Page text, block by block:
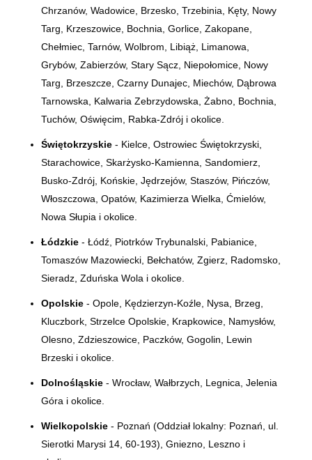
Chrzanów, Wadowice, Brzesko, Trzebinia, Kęty, Nowy
Targ, Krzeszowice, Bochnia, Gorlice, Zakopane,
Chełmiec, Tarnów, Wolbrom, Libiąż, Limanowa,
Grybów, Zabierzów, Stary Sącz, Niepołomice, Nowy
Targ, Brzeszcze, Czarny Dunajec, Miechów, Dąbrowa
Tarnowska, Kalwaria Zebrzydowska, Żabno, Bochnia,
Tuchów, Oświęcim, Rabka-Zdrój i okolice.
Świętokrzyskie- Kielce, Ostrowiec Świętokrzyski,
Starachowice, Skarżysko-Kamienna, Sandomierz,
Busko-Zdrój, Końskie, Jędrzejów, Staszów, Pińczów,
Włoszczowa, Opatów, Kazimierza Wielka, Ćmielów,
Nowa Słupia i okolice.
Łódzkie- Łódź, Piotrków Trybunalski, Pabianice,
Tomaszów Mazowiecki, Bełchatów, Zgierz, Radomsko,
Sieradz, Zduńska Wola i okolice.
Opolskie- Opole, Kędzierzyn-Koźle, Nysa, Brzeg,
Kluczbork, Strzelce Opolskie, Krapkowice, Namysłów,
Olesno, Zdzieszowice, Paczków, Gogolin, Lewin
Brzeski i okolice.
Dolnośląskie- Wrocław, Wałbrzych, Legnica, Jelenia
Góra i okolice.
Wielkopolskie- Poznań (Oddział lokalny: Poznań, ul.
Sierotki Marysi 14, 60-193) , Gniezno, Leszno i